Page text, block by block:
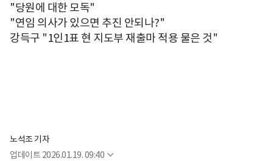
"당원에 대한 모독"
"연임 의사가 있으면 추진 안되나?"
강득구 "1인1표 현 지도부 재출마 적용 물은 것"
노석조 기자
업데이트 2026.01.19. 09:40